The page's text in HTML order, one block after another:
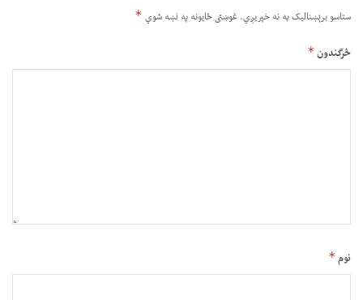
ستاسو برېښناليک به نه خپريږي.غوښتى ځایونه په نښه شوي *
څرگندون*
نوم*